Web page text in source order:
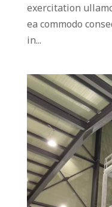
exercitation
ea commodo
in...